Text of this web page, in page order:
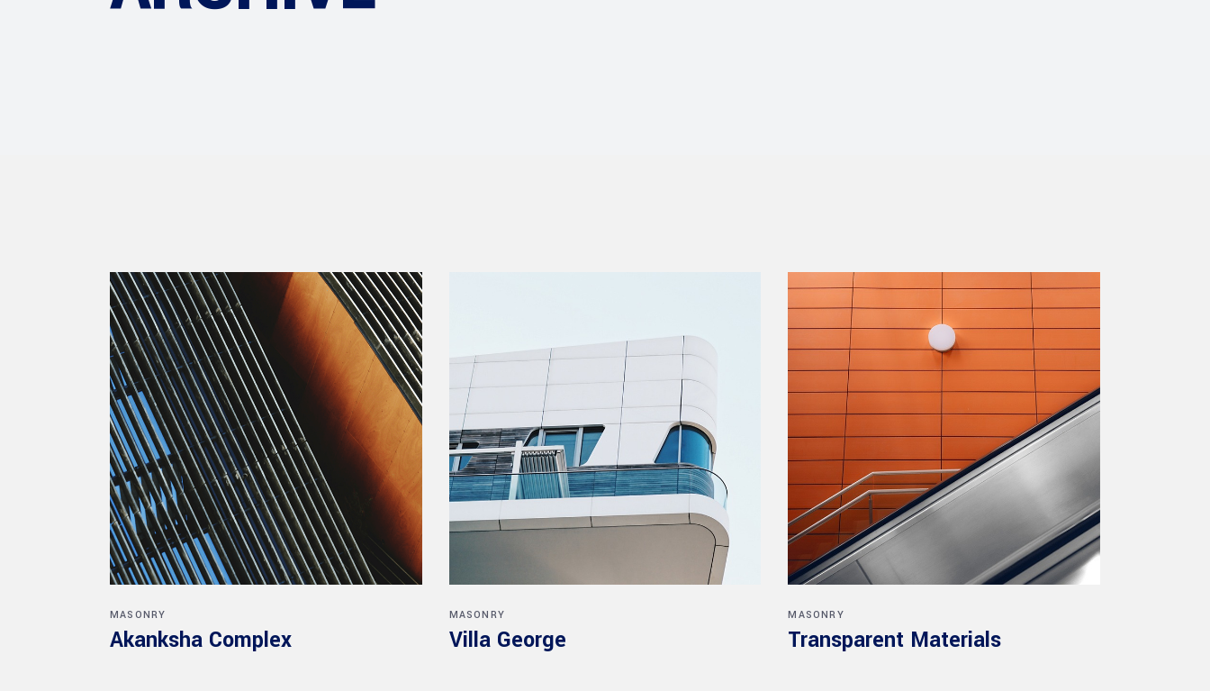
MASONRY
Akanksha Complex
MASONRY
Villa George
MASONRY
Transparent Materials